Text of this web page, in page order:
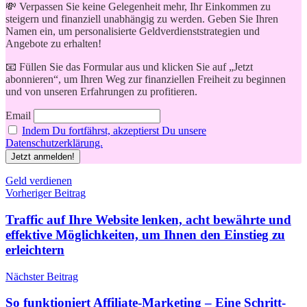
💸 Verpassen Sie keine Gelegenheit mehr, Ihr Einkommen zu
steigern und finanziell unabhängig zu werden. Geben Sie Ihren
Namen ein, um personalisierte Geldverdienststrategien und
Angebote zu erhalten!
📧 Füllen Sie das Formular aus und klicken Sie auf „Jetzt
abonnieren“, um Ihren Weg zur finanziellen Freiheit zu beginnen
und von unseren Erfahrungen zu profitieren.
Email
Indem Du fortfährst, akzeptierst Du unsere
Datenschutzerklärung.
Schlagwörter
Geld verdienen
Beitragsnavigation
Vorheriger Beitrag
Traffic auf Ihre Website lenken, acht bewährte und
effektive Möglichkeiten, um Ihnen den Einstieg zu
erleichtern
Nächster Beitrag
So funktioniert Affiliate-Marketing – Eine Schritt-